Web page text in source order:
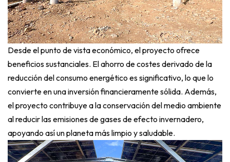
Desde el punto de vista económico, el proyecto ofrece
beneficios sustanciales. El ahorro de costes derivado de la
reducción del consumo energético es significativo, lo que lo
convierte en una inversión financieramente sólida. Además,
el proyecto contribuye a la conservación del medio ambiente
al reducir las emisiones de gases de efecto invernadero,
apoyando así un planeta más limpio y saludable.